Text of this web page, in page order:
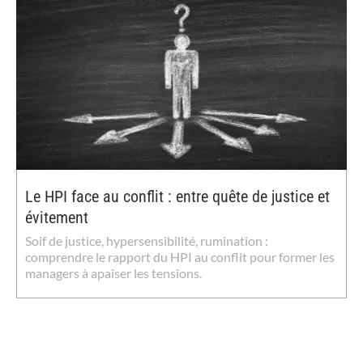
Le HPI face au conflit : entre quête de justice et
évitement
Soif de justice, hypersensibilité, rumination :
comprendre le rapport du HPI au conflit pour former les
managers à apaiser les tensions.